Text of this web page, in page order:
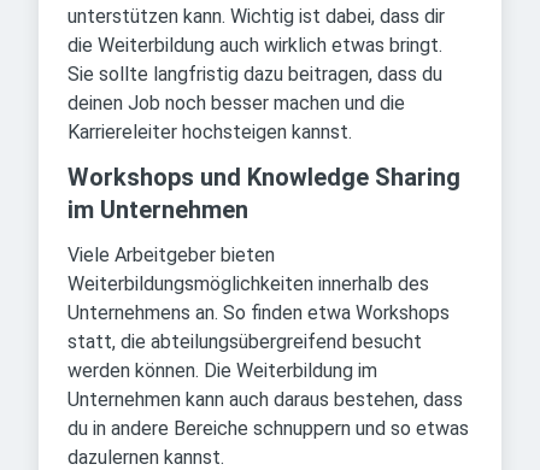
unterstützen kann. Wichtig ist dabei, dass dir
die Weiterbildung auch wirklich etwas bringt.
Sie sollte langfristig dazu beitragen, dass du
deinen Job noch besser machen und die
Karriereleiter hochsteigen kannst.
Workshops und Knowledge Sharing
im Unternehmen
Viele Arbeitgeber bieten
Weiterbildungsmöglichkeiten innerhalb des
Unternehmens an. So finden etwa Workshops
statt, die abteilungsübergreifend besucht
werden können. Die Weiterbildung im
Unternehmen kann auch daraus bestehen, dass
du in andere Bereiche schnuppern und so etwas
dazulernen kannst.